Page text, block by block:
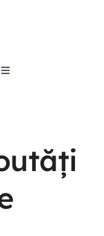
Toggle
Proiecte